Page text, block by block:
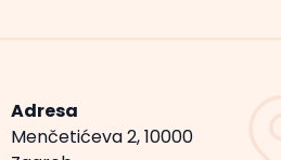
Adresa
Menčetićeva 2, 10000